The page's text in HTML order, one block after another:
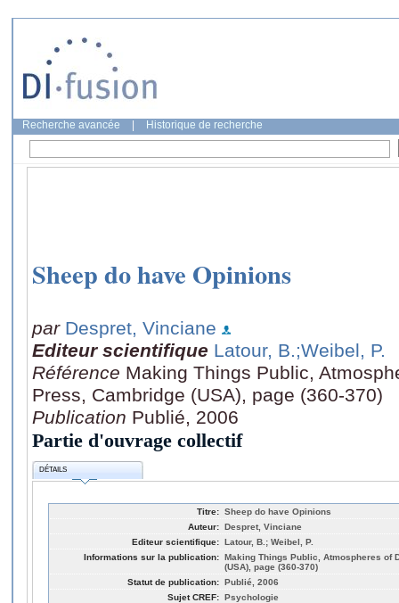
Recherche avancée Historique de recherche
Sheep do have Opinions
par Despret, Vinciane
Editeur scientifique Latour, B.;Weibel, P.
Référence Making Things Public,
Press, Cambridge (USA), page (360-370)
Publication Publié, 2006
Partie d'ouvrage collectif
DÉTAILS
Titre: Sheep do have Opinions
Auteur: Despret, Vinciane
Editeur scientifique: Latour, B.; Weibel, P.
Informations sur la publication: Making Things Public, Atmospheres of
(USA), page (360-370)
Statut de publication: Publié, 2006
Sujet CREF: Psychologie